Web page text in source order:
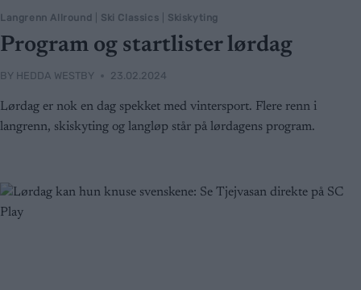
Langrenn Allround Ski Classics Skiskyting
Program og startlister lørdag
BY HEDDA WESTBY 23.02.2024
Lørdag er nok en dag spekket med vintersport. Flere renn i
langrenn, skiskyting og langløp står på lørdagens program.